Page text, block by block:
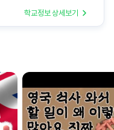
학교정보 상세보기